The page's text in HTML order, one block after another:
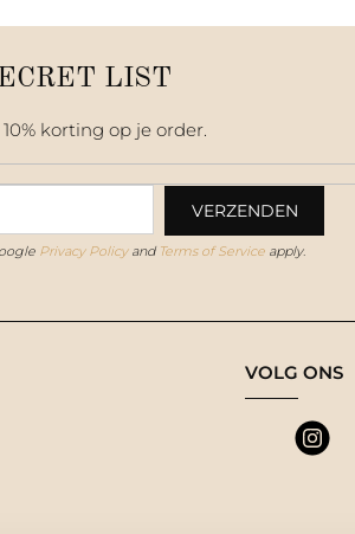
LIST
korting op je order.
Privacy Policyand Terms of Serviceapply.
VOLG ONS